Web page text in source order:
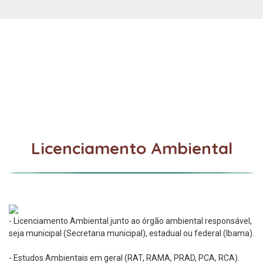
Licenciamento Ambiental
- Licenciamento Ambiental junto ao órgão ambiental responsável,
seja municipal (Secretaria municipal), estadual ou federal (Ibama).
- Estudos Ambientais em geral (RAT, RAMA, PRAD, PCA, RCA).